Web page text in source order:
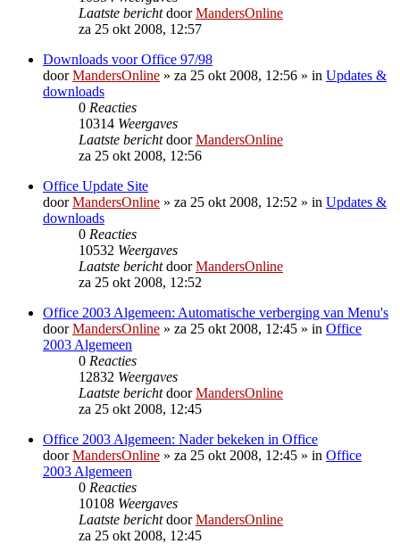
Laatste berichtdoorMandersOnline
za 25 okt 2008, 12:57
Downloads voor Office 97/98
doorMandersOnline » za 25 okt 2008, 12:56 » in Updates &
downloads
0 Reacties
10314 Weergaves
Laatste berichtdoorMandersOnline
za 25 okt 2008, 12:56
Office Update Site
doorMandersOnline » za 25 okt 2008, 12:52 » in Updates &
downloads
0 Reacties
10532 Weergaves
Laatste berichtdoorMandersOnline
za 25 okt 2008, 12:52
Office 2003 Algemeen: Automatische verberging van Menu's
doorMandersOnline » za 25 okt 2008, 12:45 » in Office
2003 Algemeen
0 Reacties
12832 Weergaves
Laatste berichtdoorMandersOnline
za 25 okt 2008, 12:45
Office 2003 Algemeen: Nader bekeken in Office
doorMandersOnline » za 25 okt 2008, 12:45 » in Office
2003 Algemeen
0 Reacties
10108 Weergaves
Laatste berichtdoorMandersOnline
za 25 okt 2008, 12:45